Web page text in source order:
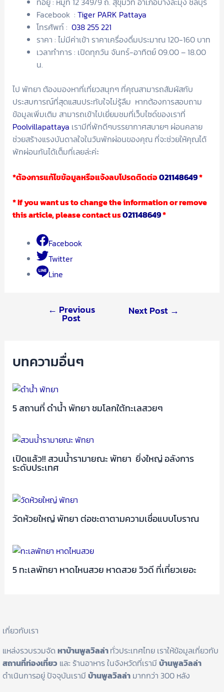
Facebook : Tiger PARK Pattaya
โทรศัพท์ : 038 255 221
ราคา : ไม่มีค่าเข้า ราคาเครื่องดื่มประมาณ 120-160 บาท
เวลาทำการ : เปิดทุกวัน จันทร์-อาทิตย์ 09.00 – 18.00
น.
ไป พัทยา ต้องมองหาที่เที่ยวสนุกๆ ที่คุณสามารถสัมผัสกับ
ประสบการณ์ที่สุดแสนประทับใจไม่รู้ลืม หากต้องการสอบถาม
ข้อมูลเพิ่มเติม สามารถเข้าไปเยี่ยมชมที่เว็บไซด์ของเราที่
Poolvillapattaya เรามีที่พักดีๆบรรยากาศสบายๆ ผ่อนคลาย
ช่วยสร้างแรงบันดาลใจในวันพักผ่อนของคุณ ที่จะช่วยให้คุณได้
พักผ่อนกันได้เต็มที่เลยล่ะค่ะ
*ต้องการแก้ไขข้อมูลหรือแจ้งลบโปรดติดต่อ021148649*
* If you want us to change the information or remove
this article, please contact us021148649*
Facebook
Twitter
Line
← Previous
Post
Next Post →
บทความอื่นๆ
5 สถานที่ ดําน้ำ พัทยา ชมโลกใต้ทะเลสวยๆ
เปิดแล้ว!! สวนน้ำรามายณะ พัทยา ยิ่งใหญ่ อลังการ
ระดับประเทศ
วัดห้วยใหญ่ พัทยา ต่อชะตาตามความเชื่อแบบโบราณ
5 ทะเลพัทยา หาดไหนสวย หาดสวย วิวดี ที่เที่ยวเยอะ
เกี่ยวกับเรา
แหล่งรวบรวมจัด หาบ้านพูลวิลล่าทั่วประเทศไทย เราให้ข้อมูลเกี่ยวกับ
สถานที่ท่องเที่ยว และ ร้านอาหาร ในจังหวัดที่เรามี บ้านพูลวิลล่า
ดำเนินการอยู่ ปัจจุบันเรามี บ้านพูลวิลล่า มากกว่า 300 หลัง